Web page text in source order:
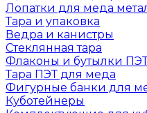
Лопатки для меда
Тара и упаковка
Ведра и канистры
Стеклянная тара
Флаконы и бутылки
Тара ПЭТ для меда
Фигурные банки для
Куботейнеры